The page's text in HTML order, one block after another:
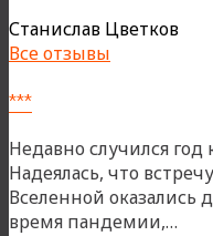
Станислав Цветков
Все отзывы
***
Недавно случился год
Надеялась, что
Вселенной оказались
время пандемии,…